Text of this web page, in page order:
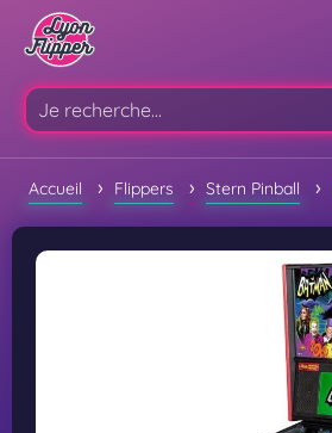
Accueil › Flippers › Stern Pinball ›